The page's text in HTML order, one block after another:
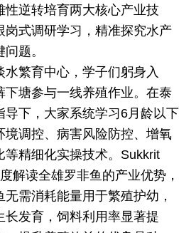
性逆转培育两大核心产业技
岗式调研学习，精准探究水产
题。
水繁育中心，学子们躬身入
下塘参与一线养殖作业。在泰
导下，大家系统学习6月龄以下
境调控、病害风险防控、增氧
等精细化实操技术。Sukkrit
解读全雄罗非鱼的产业优势，
需消耗能量用于繁殖护幼，
长发育，饲料利用率显著提